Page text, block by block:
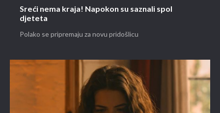
Sreći nema kraja! Napokon su saznali spol
djeteta
Polako se pripremaju za novu pridošlicu